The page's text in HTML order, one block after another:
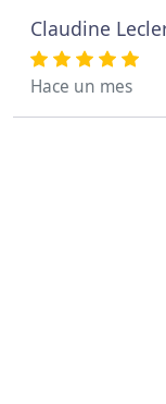
Claudine
Hace un mes